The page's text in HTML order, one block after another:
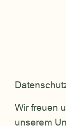
Wir freuen
unserem